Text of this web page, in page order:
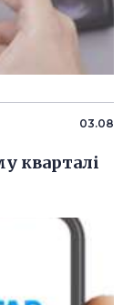
03.08
кварталі